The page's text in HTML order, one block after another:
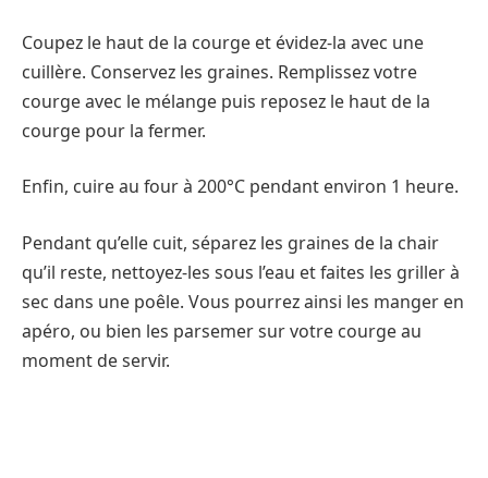
Coupez le haut de la courge et évidez-la avec une
cuillère. Conservez les graines. Remplissez votre
courge avec le mélange puis reposez le haut de la
courge pour la fermer.
Enfin, cuire au four à 200°C pendant environ 1 heure.
Pendant qu’elle cuit, séparez les graines de la chair
qu’il reste, nettoyez-les sous l’eau et faites les griller à
sec dans une poêle. Vous pourrez ainsi les manger en
apéro, ou bien les parsemer sur votre courge au
moment de servir.